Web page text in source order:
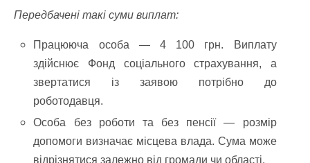
Передбачені такі суми виплат:
Працююча особа — 4 100 грн. Виплату
здійснює Фонд соціального страхування, а
звертатися із заявою потрібно до
роботодавця.
Особа без роботи та без пенсії — розмір
допомоги визначає місцева влада. Сума може
відрізнятися залежно від громади чи області.